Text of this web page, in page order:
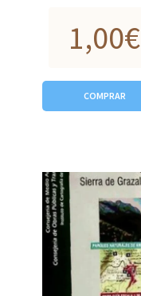
1,00€
COMPRAR